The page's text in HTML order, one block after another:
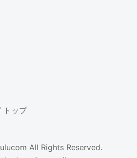
トップ
All Rights Reserved.